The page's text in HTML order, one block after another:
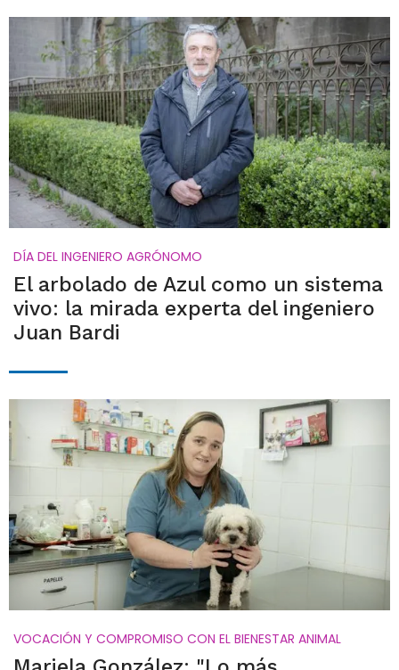
DÍA DEL INGENIERO AGRÓNOMO
El arbolado de Azul como un sistema
vivo: la mirada experta del ingeniero
Juan Bardi
VOCACIÓN Y COMPROMISO CON EL BIENESTAR ANIMAL